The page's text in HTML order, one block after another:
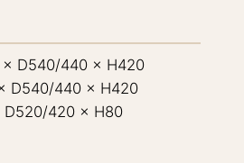
× D540/440 × H420
D540/440 × H420
D520/420 × H80